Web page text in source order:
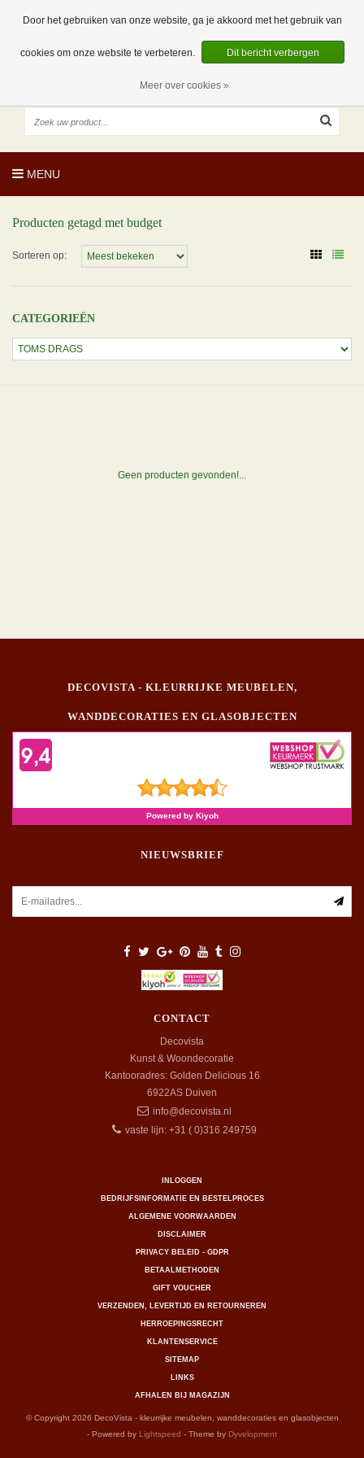
0 Artikelen
NL
EUR
MENU
Producten getagd met budget
Sorteren op:
CATEGORIEËN
Geen producten gevonden!...
DECOVISTA - KLEURRIJKE MEUBELEN,
WANDDECORATIES EN GLASOBJECTEN
NIEUWSBRIEF
CONTACT
Decovista
Kunst & Woondecoratie
Kantooradres: Golden Delicious 16
6922AS Duiven
info@decovista.nl
vaste lijn: +31 ( 0)316 249759
INLOGGEN
BEDRIJFSINFORMATIE EN BESTELPROCES
ALGEMENE VOORWAARDEN
DISCLAIMER
PRIVACY BELEID - GDPR
BETAALMETHODEN
GIFT VOUCHER
VERZENDEN, LEVERTIJD EN RETOURNEREN
HERROEPINGSRECHT
KLANTENSERVICE
SITEMAP
LINKS
AFHALEN BIJ MAGAZIJN
© Copyright 2026 DecoVista - kleurrijke meubelen, wanddecoraties en glasobjecten
- Powered by Lightspeed - Theme by Dyvelopment
Door het gebruiken van onze website, ga je akkoord met het gebruik van
cookies om onze website te verbeteren. Dit bericht verbergen
Meer over cookies »